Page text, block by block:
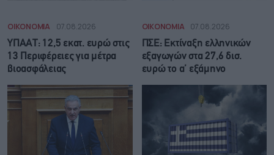
ΟΙΚΟΝΟΜΙΑ 07.08.2026
ΥΠΑΑΤ: 12,5 εκατ. ευρώ στις
13 Περιφέρειες για μέτρα
βιοασφάλειας
ΟΙΚΟΝΟΜΙΑ 07.08.2026
ΠΣΕ: Εκτίναξη ελληνικών
εξαγωγών στα 27,6 δισ.
ευρώ το α’ εξάμηνο